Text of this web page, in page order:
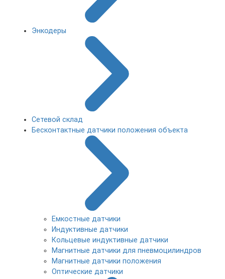
Энкодеры
Сетевой склад
Бесконтактные датчики положения объекта
Емкостные датчики
Индуктивные датчики
Кольцевые индуктивные датчики
Магнитные датчики для пневмоцилиндров
Магнитные датчики положения
Оптические датчики